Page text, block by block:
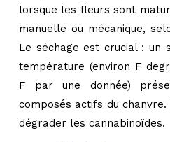
lorsque les fleurs sont
manuelle ou mécanique,
Le séchage est crucial : un
température (environ F
F par une donnée)
composés actifs du
dégrader les cannabinoïdes.